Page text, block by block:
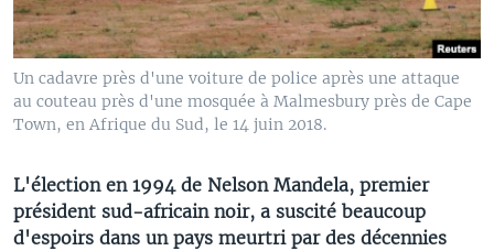
Un cadavre près d'une voiture de police après une attaque
au couteau près d'une mosquée à Malmesbury près de Cape
Town, en Afrique du Sud, le 14 juin 2018.
L'élection en 1994 de Nelson Mandela, premier
président sud-africain noir, a suscité beaucoup
d'espoirs dans un pays meurtri par des décennies